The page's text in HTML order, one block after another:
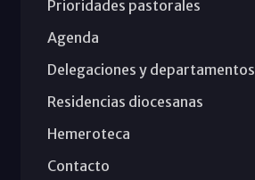
Prioridades pastorales
Agenda
Delegaciones y departamentos
Residencias diocesanas
Hemeroteca
Contacto